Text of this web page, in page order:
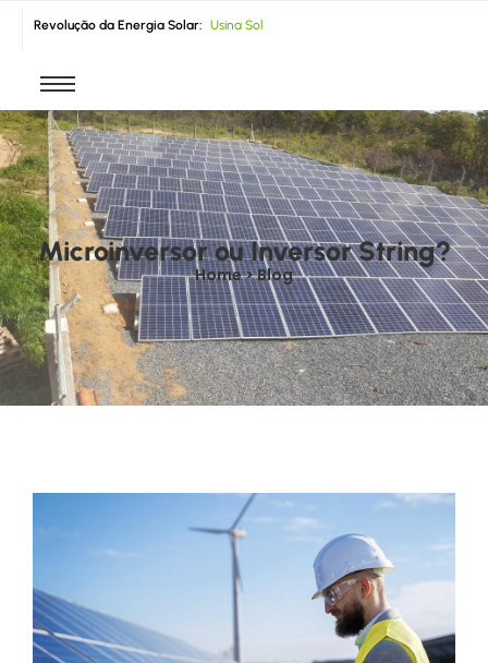
Revolução da Energia Solar: Usina So
Microinversor ou Inversor String?
Home > Blog